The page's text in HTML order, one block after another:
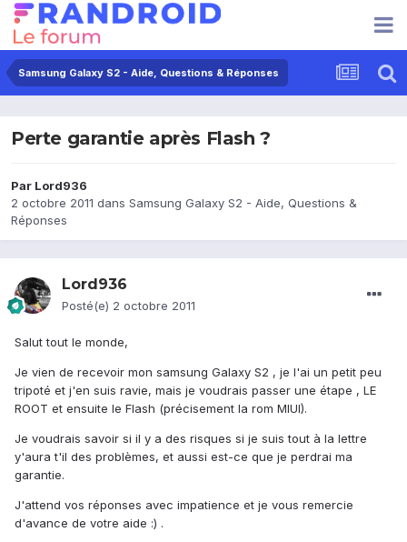
Samsung Galaxy S2 - Aide, Questions & Réponses
Perte garantie après Flash ?
Par Lord936
2 octobre 2011 dans Samsung Galaxy S2 - Aide, Questions &
Réponses
Lord936
Posté(e) 2 octobre 2011
Salut tout le monde,
Je vien de recevoir mon samsung Galaxy S2 , je l'ai un petit peu
tripoté et j'en suis ravie, mais je voudrais passer une étape , LE
ROOT et ensuite le Flash (précisement la rom MIUI).
Je voudrais savoir si il y a des risques si je suis tout à la lettre
y'aura t'il des problèmes, et aussi est-ce que je perdrai ma
garantie.
J'attend vos réponses avec impatience et je vous remercie
d'avance de votre aide :) .